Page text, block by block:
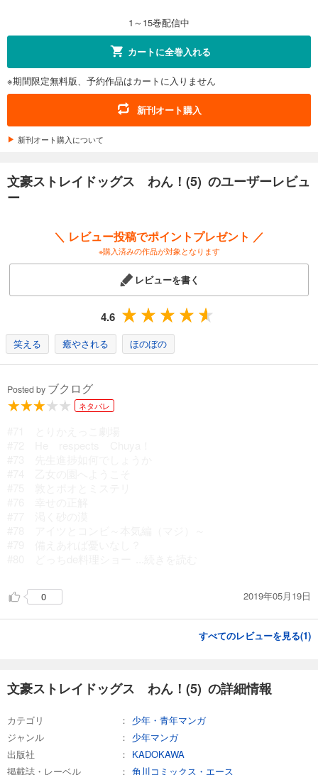
文豪ストレイドッグス わん！(12)
円 (税込)
文豪ストレイドッグス わん！(13)
あらすじを表示する
文豪ストレイドッグス わん！(14)
円 (税込)
あらすじを表示する
文豪ストレイドッグス わん！(15)
836円 (税込)
1～15巻配信中
カートに全巻入れる
※期間限定無料版、予約作品はカートに入りません
新刊オート購入
新刊オート購入について
文豪ストレイドッグス わん！(5) のユーザーレビュ
ー
＼ レビュー投稿でポイントプレゼント ／
※購入済みの作品が対象となります
レビューを書く
4.6
笑える 癒やされる ほのぼの
Posted by ブクログ
ネタバレ
0 2019年05月19日
すべてのレビューを見る(1)
文豪ストレイドッグス わん！(5) の詳細情報
カテゴリ
少年・青年マンガ
ジャンル
少年マンガ
出版社
KADOKAWA
掲載誌・レーベル
角川コミックス・エース